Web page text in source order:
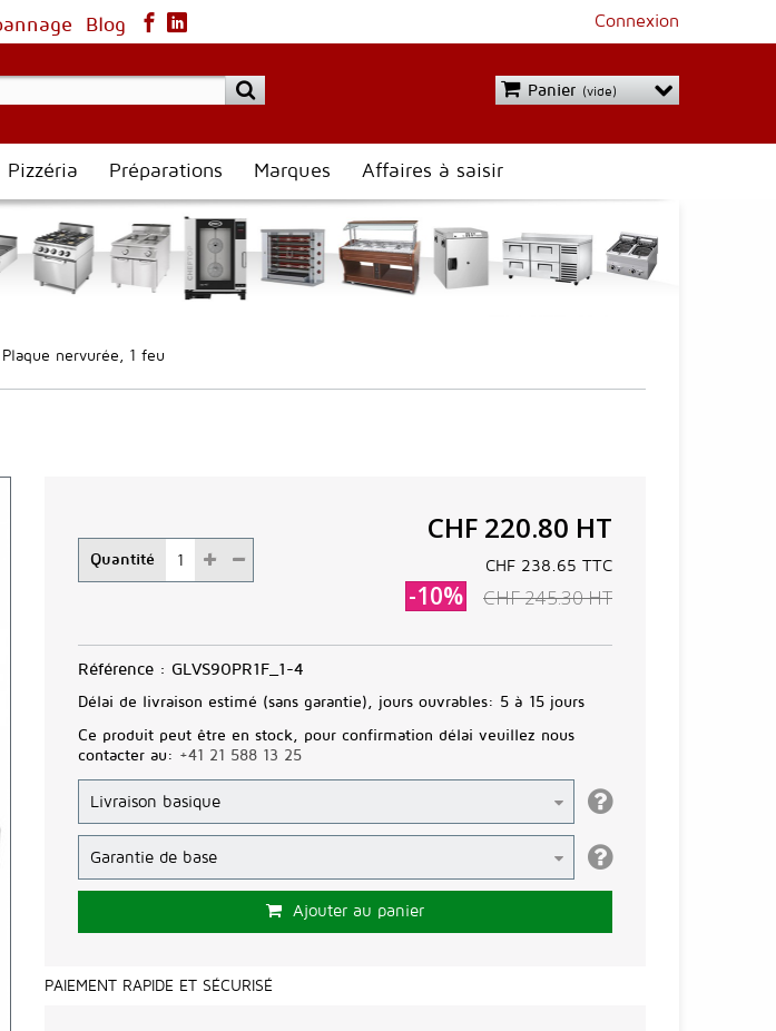
Connexion
Blog
Panier (vide)
Pizzéria Préparations Marques Affaires à saisir
Plaque nervurée, 1 feu
Quantité
CHF 220.80 HT
CHF 238.65 TTC
-10% CHF 245.30HT
Référence : GLVS90PR1F_1-4
Délai de livraison estimé (sans garantie), jours ouvrables: 5 à 15 jours
Ce produit peut être en stock, pour confirmation délai veuillez nous
contacter au: +41 21 588 13 25
Ajouter au panier
PAIEMENT RAPIDE ET SÉCURISÉ